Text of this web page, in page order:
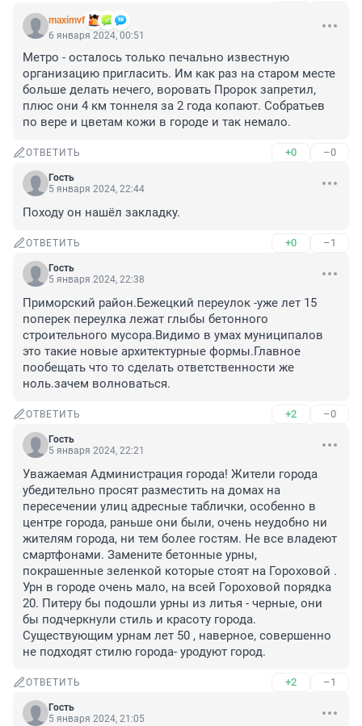
maximvf
6 января 2024, 00:51
Метро - осталось только печально известную
организацию пригласить. Им как раз на старом месте
больше делать нечего, воровать Пророк запретил,
плюс они 4 км тоннеля за 2 года копают. Собратьев
по вере и цветам кожи в городе и так немало.
ОТВЕТИТЬ +0 –0
Гость
5 января 2024, 22:44
Походу он нашёл закладку.
ОТВЕТИТЬ +0 –1
Гость
5 января 2024, 22:38
Приморский район.Бежецкий переулок -уже лет 15
поперек переулка лежат глыбы бетонного
строительного мусора.Видимо в умах муниципалов
это такие новые архитектурные формы.Главное
пообещать что то сделать ответственности же
ноль.зачем волноваться.
ОТВЕТИТЬ +2 –0
Гость
5 января 2024, 22:21
Уважаемая Администрация города! Жители города
убедительно просят разместить на домах на
пересечении улиц адресные таблички, особенно в
центре города, раньше они были, очень неудобно ни
жителям города, ни тем более гостям. Не все владеют
смартфонами. Замените бетонные урны,
покрашенные зеленкой которые стоят на Гороховой .
Урн в городе очень мало, на всей Гороховой порядка
20. Питеру бы подошли урны из литья - черные, они
бы подчеркнули стиль и красоту города.
Существующим урнам лет 50 , наверное, совершенно
не подходят стилю города- уродуют город.
ОТВЕТИТЬ +2 –1
Гость
5 января 2024, 21:05